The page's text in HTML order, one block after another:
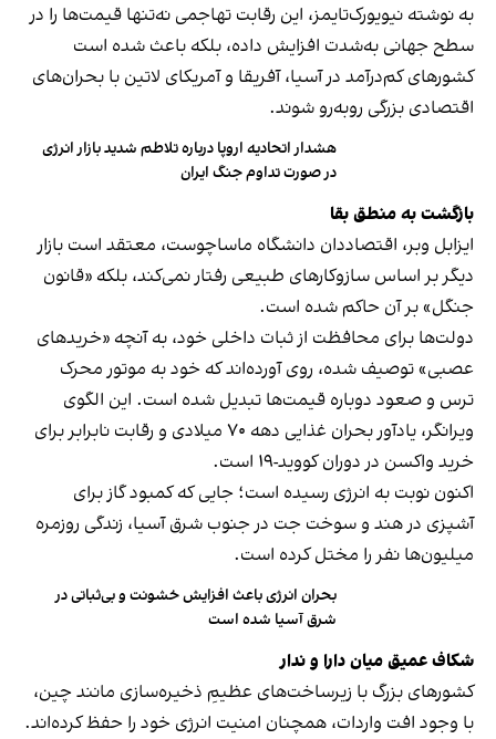
به نوشته نیویورک‌تایمز، این رقابت تهاجمی نه‌تنها قیمت‌ها را در
سطح جهانی به‌شدت افزایش داده، بلکه باعث شده است
کشورهای کم‌درآمد در آسیا، آفریقا و آمریکای لاتین با بحران‌های
اقتصادی بزرگی روبه‌رو شوند.
هشدار اتحادیه اروپا درباره تلاطم شدید بازار انرژی
در صورت تداوم جنگ ایران
بازگشت به منطق بقا
ایزابل وبر، اقتصاددان دانشگاه ماساچوست، معتقد است بازار
دیگر بر اساس سازوکارهای طبیعی رفتار نمی‌کند، بلکه «قانون
جنگل» بر آن حاکم شده است.
دولت‌ها برای محافظت از ثبات داخلی خود، به آنچه «خریدهای
عصبی» توصیف شده، روی آورده‌اند که خود به موتور محرک
ترس و صعود دوباره قیمت‌ها تبدیل شده است. این الگوی
ویرانگر، یادآور بحران غذایی دهه ۷۰ میلادی و رقابت نابرابر برای
خرید واکسن در دوران کووید-۱۹ است.
اکنون نوبت به انرژی رسیده است؛ جایی که کمبود گاز برای
آشپزی در هند و سوخت جت در جنوب شرق آسیا، زندگی روزمره
میلیون‌ها نفر را مختل کرده است.
بحران انرژی باعث افزایش خشونت و بی‌ثباتی در
شرق آسیا شده است
شکاف عمیق میان دارا و ندار
کشورهای بزرگ با زیرساخت‌های عظیمِ ذخیره‌سازی مانند چین،
با وجود افت واردات، همچنان امنیت انرژی خود را حفظ کرده‌اند.